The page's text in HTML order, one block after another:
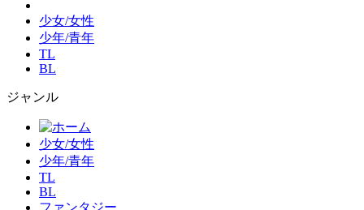
少女/女性
少年/青年
TL
BL
ジャンル
少女/女性
少年/青年
TL
BL